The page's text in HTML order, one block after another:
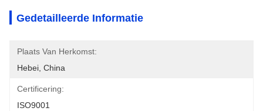
Gedetailleerde Informatie
Plaats Van Herkomst:
Hebei, China
Certificering:
ISO9001